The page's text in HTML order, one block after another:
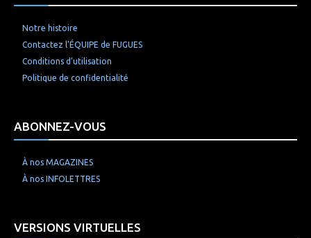
Notre histoire
Contactez l’ÉQUIPE de FUGUES
Conditions d’utilisation
Politique de confidentialité
ABONNEZ-VOUS
À nos MAGAZINES
À nos INFOLETTRES
VERSIONS VIRTUELLES